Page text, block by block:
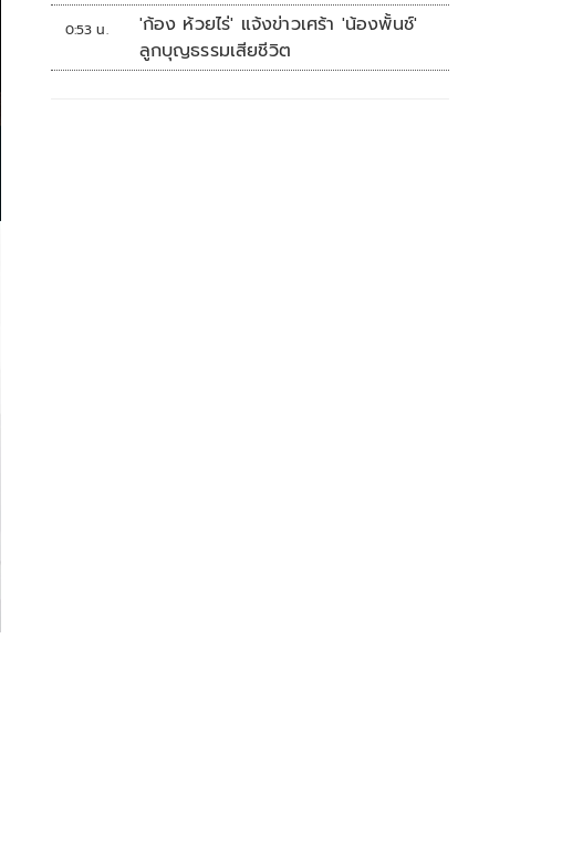
0:53 น.
'ก้อง ห้วยไร่' แจ้งข่าวเศร้า 'น้องพั้นช์'
ลูกบุญธรรมเสียชีวิต